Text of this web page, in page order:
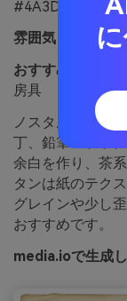
#4A3D34
雰囲気：
雰囲気
おすすめ用途：
房具
ノスタルジック
丁、鉛筆スケッ
余白を作り、茶
タンは紙のテク
グレインや少し
おすすめです。
media.ioで生成